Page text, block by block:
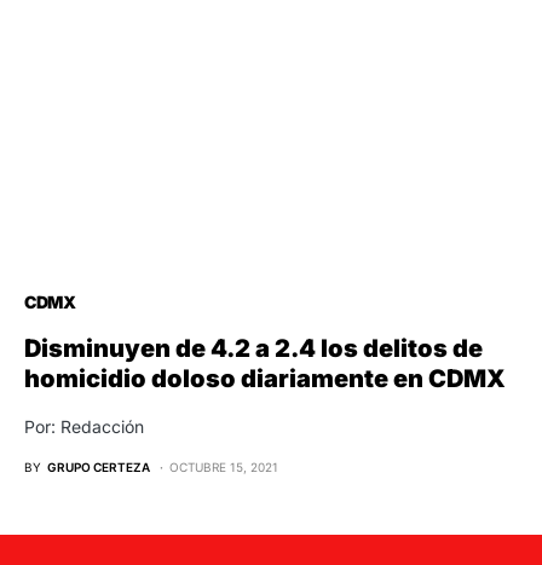
CDMX
Disminuyen de 4.2 a 2.4 los delitos de
homicidio doloso diariamente en CDMX
Por: Redacción
BY GRUPO CERTEZA OCTUBRE 15, 2021